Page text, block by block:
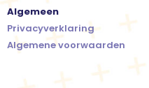
Algemeen
Privacyverklaring
Algemene voorwaarden